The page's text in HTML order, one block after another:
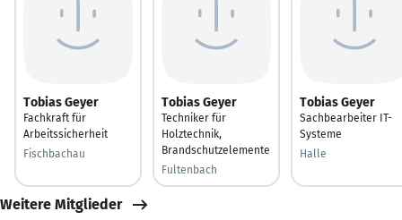
Tobias Geyer
Fachkraft für
Arbeitssicherheit
Fischbachau
Tobias Geyer
Techniker für
Holztechnik,
Brandschutzelemente
Fultenbach
Tobias Geyer
Sachbearbeiter IT-
Systeme
Halle
Weitere Mitglieder